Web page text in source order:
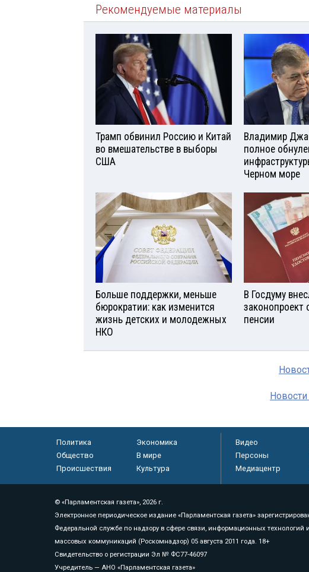
Рекомендуемые материалы
Трамп обвинил Россию и Китай
во вмешательстве в выборы
США
Владимир
полное
Черном море
Больше поддержки, меньше
бюрократии: как изменится
жизнь детских и молодежных
НКО
В Госдуму
законопроект
пенсии
Политика
Экономика
Общество
В мире
Происшествия
Культура
Видео
Персоны
Медиацентр
© «Парламентская газета», 2026 г.
Электронное периодическое издание «Парламентская газета»
Федеральной службе по надзору в сфере связи, информационных технологий и
массовых коммуникаций (Роскомнадзор) 05 августа 2011 года. 18+
Свидетельство о регистрации Эл № ФС77-46097
Учредитель — АНО «Парламентская газета»